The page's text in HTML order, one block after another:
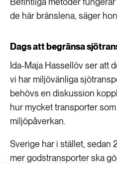
de här bränslena, säger
Dags att begränsa
Ida-Maja Hassellöv ser att
vi har miljövänliga
behövs en diskussion
hur mycket transporter som
miljöpåverkan.
Sverige har i stället, sedan
mer godstransporter ska